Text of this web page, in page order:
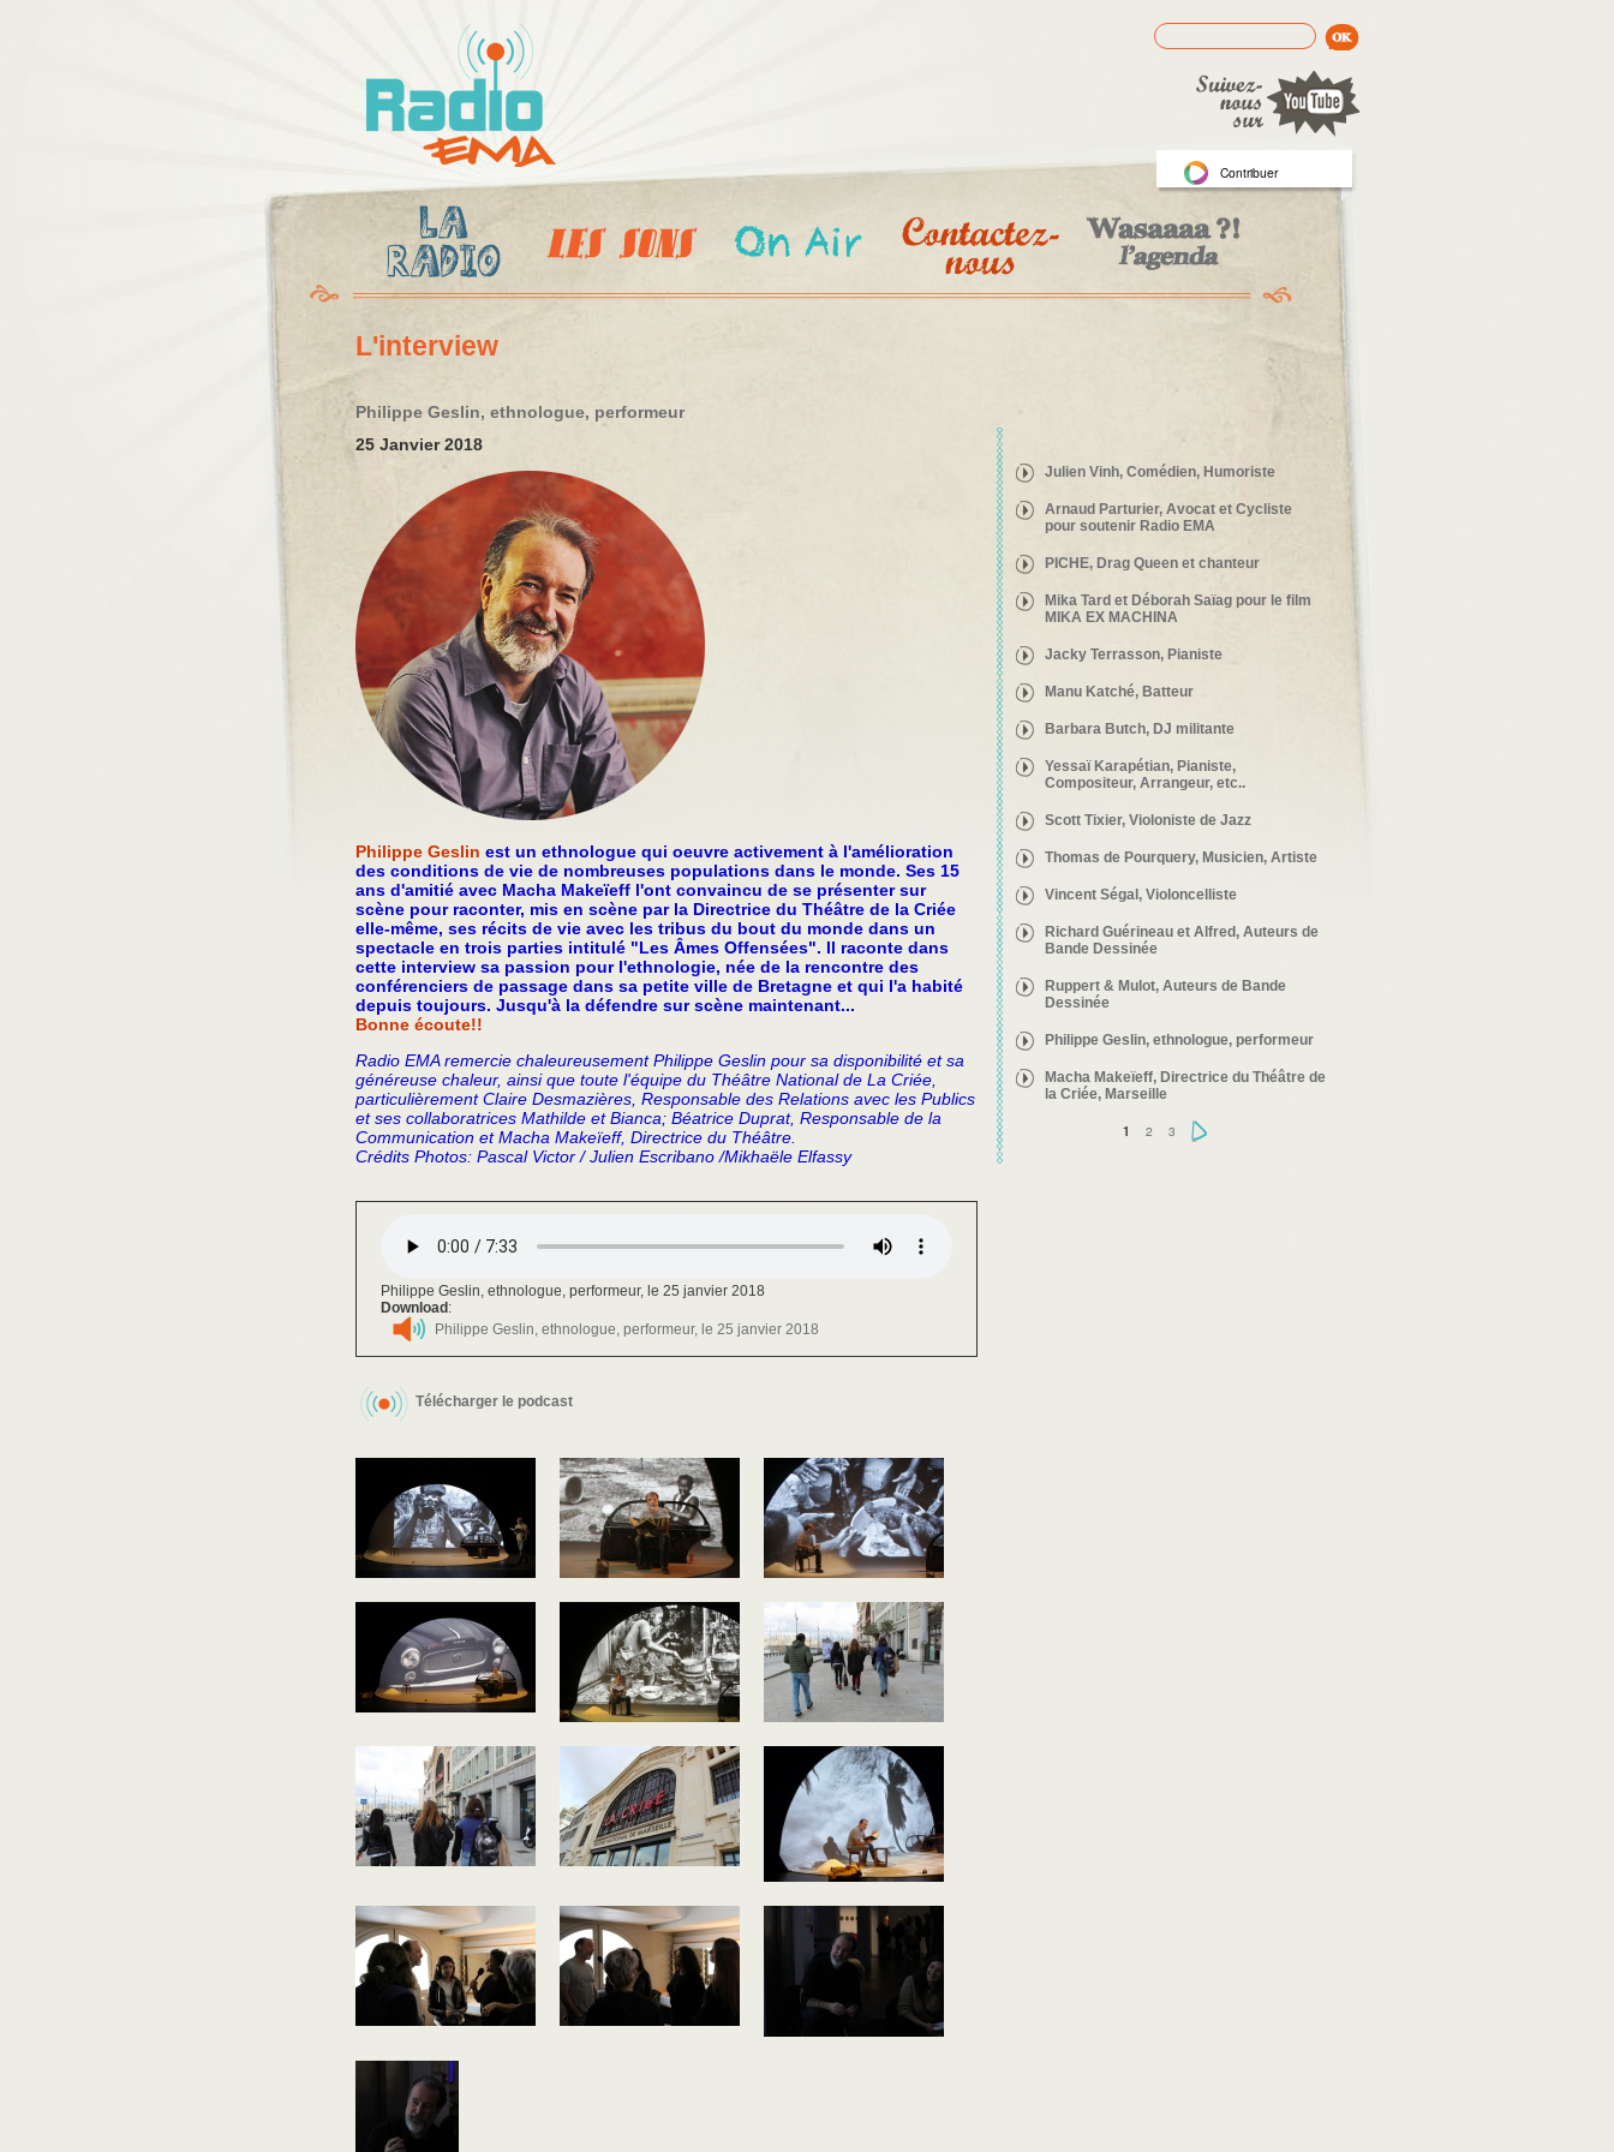
Formulaire de recherche
Rechercher
Contribuer
L'interview
Philippe Geslin, ethnologue, performeur
25 Janvier 2018
Philippe Geslin est un ethnologue qui oeuvre activement à l'amélioration
des conditions de vie de nombreuses populations dans le monde. Ses 15
ans d'amitié avec Macha Makeïeff l'ont convaincu de se présenter sur
scène pour raconter, mis en scène par la Directrice du Théâtre de la Criée
elle-même, ses récits de vie avec les tribus du bout du monde dans un
spectacle en trois parties intitulé "Les Âmes Offensées". Il raconte dans
cette interview sa passion pour l'ethnologie, née de la rencontre des
conférenciers de passage dans sa petite ville de Bretagne et qui l'a habité
depuis toujours. Jusqu'à la défendre sur scène maintenant...
Bonne écoute!!
Radio EMA remercie chaleureusement Philippe Geslin pour sa disponibilité et sa
généreuse chaleur, ainsi que toute l'équipe du Théâtre National de La Criée,
particulièrement Claire Desmazières, Responsable des Relations avec les Publics
et ses collaboratrices Mathilde et Bianca; Béatrice Duprat, Responsable de la
Communication et Macha Makeïeff, Directrice du Théâtre.
Crédits Photos: Pascal Victor / Julien Escribano /Mikhaële Elfassy
Philippe Geslin, ethnologue, performeur, le 25 janvier 2018
Download:
Philippe Geslin, ethnologue, performeur, le 25 janvier 2018
Télécharger le podcast
Julien Vinh, Comédien, Humoriste
Arnaud Parturier, Avocat et Cycliste
pour soutenir Radio EMA
PICHE, Drag Queen et chanteur
Mika Tard et Déborah Saïag pour le film
MIKA EX MACHINA
Jacky Terrasson, Pianiste
Manu Katché, Batteur
Barbara Butch, DJ militante
Yessaï Karapétian, Pianiste,
Compositeur, Arrangeur, etc..
Scott Tixier, Violoniste de Jazz
Thomas de Pourquery, Musicien, Artiste
Vincent Ségal, Violoncelliste
Richard Guérineau et Alfred, Auteurs de
Bande Dessinée
Ruppert & Mulot, Auteurs de Bande
Dessinée
Philippe Geslin, ethnologue, performeur
Macha Makeïeff, Directrice du Théâtre de
la Criée, Marseille
1 2 3 ›